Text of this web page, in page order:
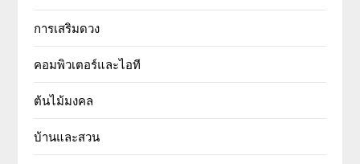
การเสริมดวง
คอมพิวเตอร์และไอที
ต้นไม้มงคล
บ้านและสวน